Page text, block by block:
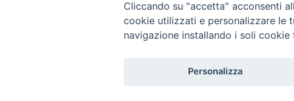
Copyright © 2019 - Tutti i diritti riservati - Vita
Cliccando su "accetta" acconsenti
cookie utilizzati e personalizzare le
navigazione installando i soli
Personalizza